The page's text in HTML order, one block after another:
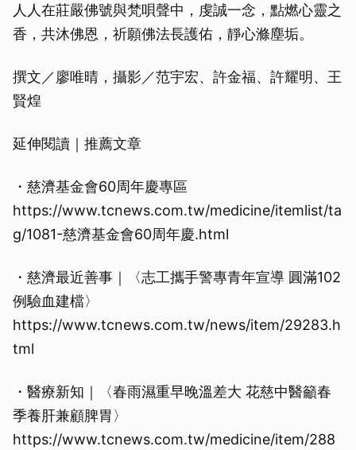
人人在莊嚴佛號與梵唄聲中，虔誠一念，點燃心靈之
香，共沐佛恩，祈願佛法長護佑，靜心滌塵垢。
撰文／廖唯晴，攝影／范宇宏、許金福、許耀明、王
賢煌
延伸閱讀｜推薦文章
・慈濟基金會60周年慶專區
https://www.tcnews.com.tw/medicine/itemlist/ta
g/1081-慈濟基金會60周年慶.html
・慈濟最近善事｜〈志工攜手警專青年宣導 圓滿102
例驗血建檔〉
https://www.tcnews.com.tw/news/item/29283.h
tml
・醫療新知｜〈春雨濕重早晚溫差大 花慈中醫籲春
季養肝兼顧脾胃〉
https://www.tcnews.com.tw/medicine/item/288